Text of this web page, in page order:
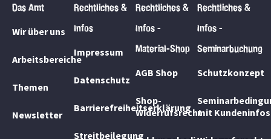
Das Amt
Wir über uns
Arbeitsbereiche
Themen
Newsletter
Rechtliches &
Infos
Impressum
Datenschutz
Barrierefreiheitserklärung
Streitbeilegung
Rechtliches &
Infos -
Material-Shop
AGB Shop
Shop-
Widerrufsrecht
Rechtliches &
Infos -
Seminarbuchung
Schutzkonzept
mit Kundeninfos